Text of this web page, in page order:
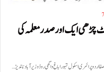
چڑھی ایک اور صدر معلمہ کی